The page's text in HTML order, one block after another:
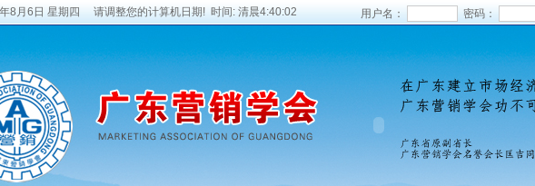
8月6日 星期四 请调整您的计算机日期! 时间: 清晨4:40:03 用户名： 密码：